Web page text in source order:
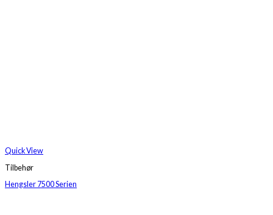
Quick View
Tilbehør
Hengsler 7500 Serien